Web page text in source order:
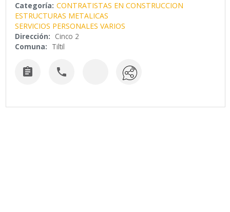
Categoría: CONTRATISTAS EN CONSTRUCCION
ESTRUCTURAS METALICAS
SERVICIOS PERSONALES VARIOS
Dirección: Cinco 2
Comuna: Tiltil
 